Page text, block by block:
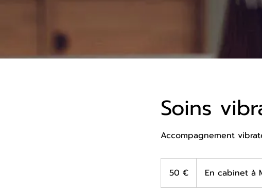
Soins
Accompagnement
50 € En cabinet à